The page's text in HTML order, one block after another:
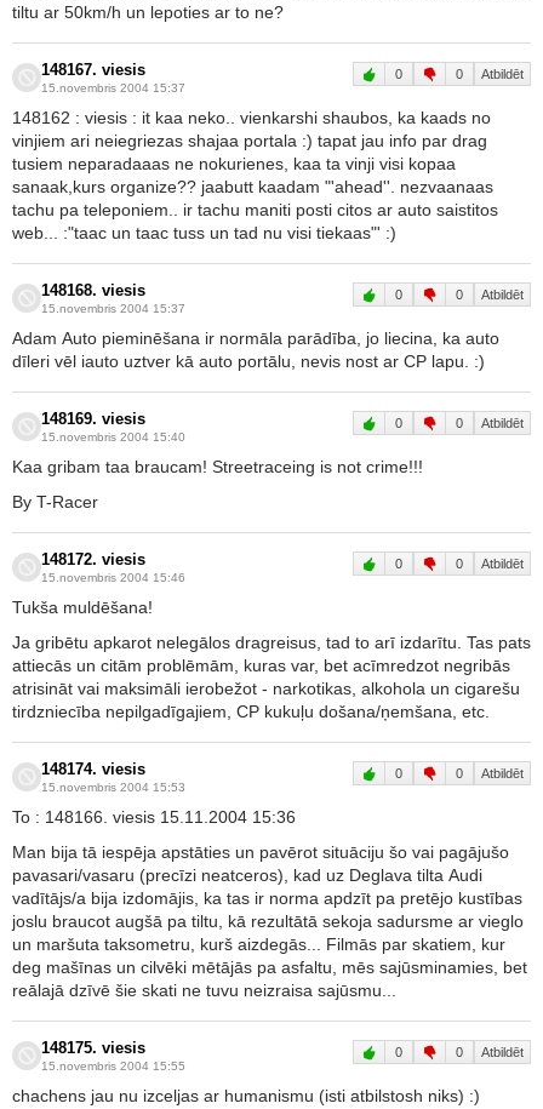
tiltu ar 50km/h un lepoties ar to ne?
148167. viesis
15.novembris 2004 15:37
0 0 Atbildēt
148162 : viesis : it kaa neko.. vienkarshi shaubos, ka kaads no
vinjiem ari neiegriezas shajaa portala :) tapat jau info par drag
tusiem neparadaaas ne nokurienes, kaa ta vinji visi kopaa
sanaak,kurs organize?? jaabutt kaadam "'ahead''. nezvaanaas
tachu pa teleponiem.. ir tachu maniti posti citos ar auto saistitos
web... :"taac un taac tuss un tad nu visi tiekaas"' :)
148168. viesis
15.novembris 2004 15:37
0 0 Atbildēt
Adam Auto pieminēšana ir normāla parādība, jo liecina, ka auto
dīleri vēl iauto uztver kā auto portālu, nevis nost ar CP lapu. :)
148169. viesis
15.novembris 2004 15:40
0 0 Atbildēt
Kaa gribam taa braucam! Streetraceing is not crime!!!
By T-Racer
148172. viesis
15.novembris 2004 15:46
0 0 Atbildēt
Tukša muldēšana!
Ja gribētu apkarot nelegālos dragreisus, tad to arī izdarītu. Tas pats
attiecās un citām problēmām, kuras var, bet acīmredzot negribās
atrisināt vai maksimāli ierobežot - narkotikas, alkohola un cigarešu
tirdzniecība nepilgadīgajiem, CP kukuļu došana/ņemšana, etc.
148174. viesis
15.novembris 2004 15:53
0 0 Atbildēt
To : 148166. viesis 15.11.2004 15:36
Man bija tā iespēja apstāties un pavērot situāciju šo vai pagājušo
pavasari/vasaru (precīzi neatceros), kad uz Deglava tilta Audi
vadītājs/a bija izdomājis, ka tas ir norma apdzīt pa pretējo kustības
joslu braucot augšā pa tiltu, kā rezultātā sekoja sadursme ar vieglo
un maršuta taksometru, kurš aizdegās... Filmās par skatiem, kur
deg mašīnas un cilvēki mētājās pa asfaltu, mēs sajūsminamies, bet
reālajā dzīvē šie skati ne tuvu neizraisa sajūsmu...
148175. viesis
15.novembris 2004 15:55
0 0 Atbildēt
chachens jau nu izceljas ar humanismu (isti atbilstosh niks) :)